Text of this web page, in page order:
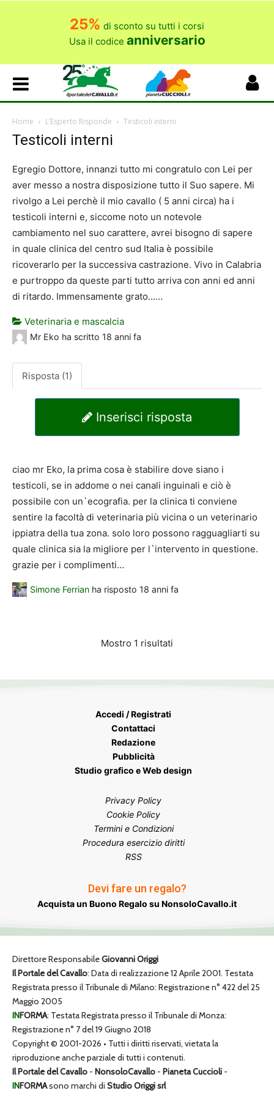
25% di sconto su tutti i corsi
Usa il codice anniversario
Home L’Esperto Risponde Testicoli interni
Testicoli interni
Egregio Dottore, innanzi tutto mi congratulo con Lei per
aver messo a nostra disposizione tutto il Suo sapere. Mi
rivolgo a Lei perchè il mio cavallo ( 5 anni circa) ha i
testicoli interni e, siccome noto un notevole
cambiamento nel suo carattere, avrei bisogno di sapere
in quale clinica del centro sud Italia è possibile
ricoverarlo per la successiva castrazione. Vivo in Calabria
e purtroppo da queste parti tutto arriva con anni ed anni
di ritardo. Immensamente grato……
Veterinaria e mascalcia
Mr Eko ha scritto 18 anni fa
Risposta (1)
Inserisci risposta
ciao mr Eko, la prima cosa è stabilire dove siano i
testicoli, se in addome o nei canali inguinali e ciò è
possibile con un`ecografia. per la clinica ti conviene
sentire la facoltà di veterinaria più vicina o un veterinario
ippiatra della tua zona. solo loro possono ragguagliarti su
quale clinica sia la migliore per l`intervento in questione.
grazie per i complimenti…
Simone Ferrian ha risposto 18 anni fa
Mostro 1 risultati
Accedi / Registrati
Contattaci
Redazione
Pubblicità
Studio grafico e Web design
Privacy Policy
Cookie Policy
Termini e Condizioni
Procedura esercizio diritti
RSS
Devi fare un regalo?
Acquista un Buono Regalo su NonsoloCavallo.it
Direttore ResponsabileGiovanni Origgi
Il Portale del Cavallo: Data di realizzazione 12 Aprile 2001. Testata
Registrata presso il Tribunale di Milano: Registrazione n° 422 del 25
Maggio 2005
INFORMA: Testata Registrata presso il Tribunale di Monza:
Registrazione n° 7 del 19 Giugno 2018
Copyright © 2001-2026 • Tutti i diritti riservati, vietata la
riproduzione anche parziale di tutti i contenuti.
Il Portale del Cavallo - NonsoloCavallo - Pianeta Cuccioli -
INFORMAsono marchi di Studio Origgi srl